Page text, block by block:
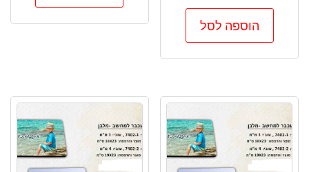
הוספה לסל